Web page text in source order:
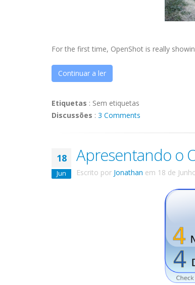
For the first time, OpenShot is really
Continuar a ler
Etiquetas : Sem etiquetas
Discussões : 3 Comments
18
Jun
Apresentando o
Escrito por Jonathan em 18 de